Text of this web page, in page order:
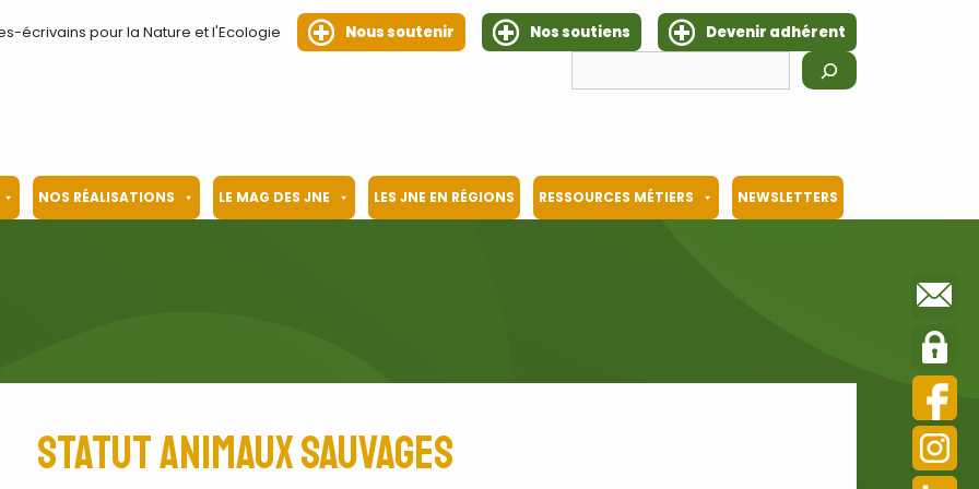
écrivains pour la Nature et l'Ecologie Nous soutenir Nos soutiens
Devenir adhérent
NOS RÉALISATIONS LE MAG DES JNE LES JNE EN RÉGIONS RESSOURCES MÉTIERS NEWSLETTERS
statut animaux sauvages